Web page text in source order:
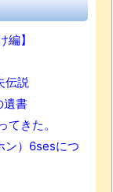
】
伝説
遺書
きた。
ン）6sesにつ